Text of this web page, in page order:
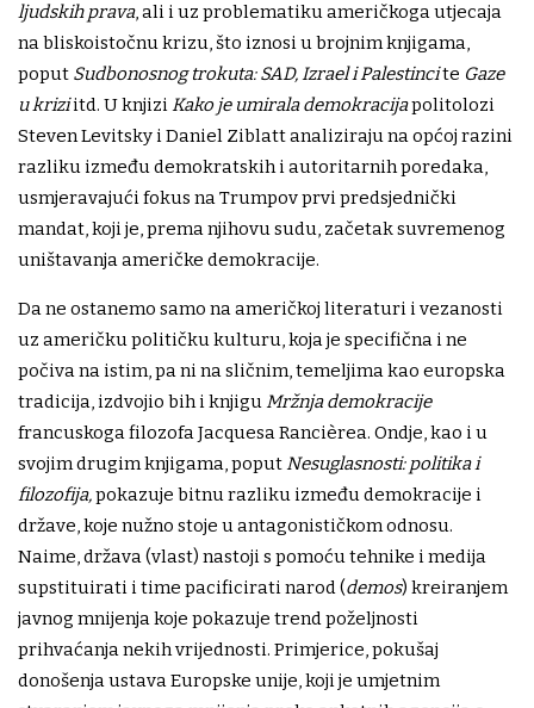
ljudskih prava, ali i uz problematiku američkoga utjecaja
na bliskoistočnu krizu, što iznosi u brojnim knjigama,
poput Sudbonosnog trokuta: SAD, Izrael i Palestincite Gaze
u kriziitd. U knjiziKako je umirala demokracijapolitolozi
Steven Levitsky i Daniel Ziblatt analiziraju na općoj razini
razliku između demokratskih i autoritarnih poredaka,
usmjeravajući fokus na Trumpov prvi predsjednički
mandat, koji je, prema njihovu sudu, začetak suvremenog
uništavanja američke demokracije.
Da ne ostanemo samo na američkoj literaturi i vezanosti
uz američku političku kulturu, koja je specifična i ne
počiva na istim, pa ni na sličnim, temeljima kao europska
tradicija, izdvojio bih i knjiguMržnja demokracije
francuskoga filozofa Jacquesa Rancièrea. Ondje, kao i u
svojim drugim knjigama, poputNesuglasnosti: politika i
filozofija,pokazuje bitnu razliku između demokracije i
države, koje nužno stoje u antagonističkom odnosu.
Naime, država (vlast) nastoji s pomoću tehnike i medija
supstituirati i time pacificirati narod (demos) kreiranjem
javnog mnijenja koje pokazuje trend poželjnosti
prihvaćanja nekih vrijednosti. Primjerice, pokušaj
donošenja ustava Europske unije, koji je umjetnim